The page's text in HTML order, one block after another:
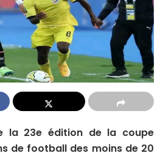
la 23e édition de la coupe
de football des moins de 20